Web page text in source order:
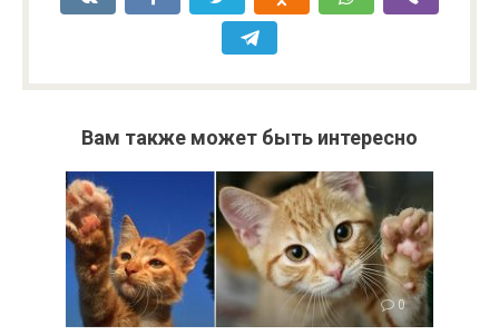
Вам также может быть интересно
0